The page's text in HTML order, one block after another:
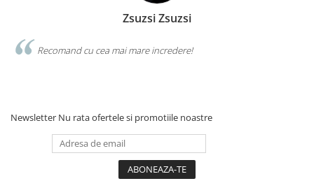
Zsuzsi Zsuzsi
Recomand cu cea mai mare incredere!
Newsletter Nu rata ofertele si promotiile noastre